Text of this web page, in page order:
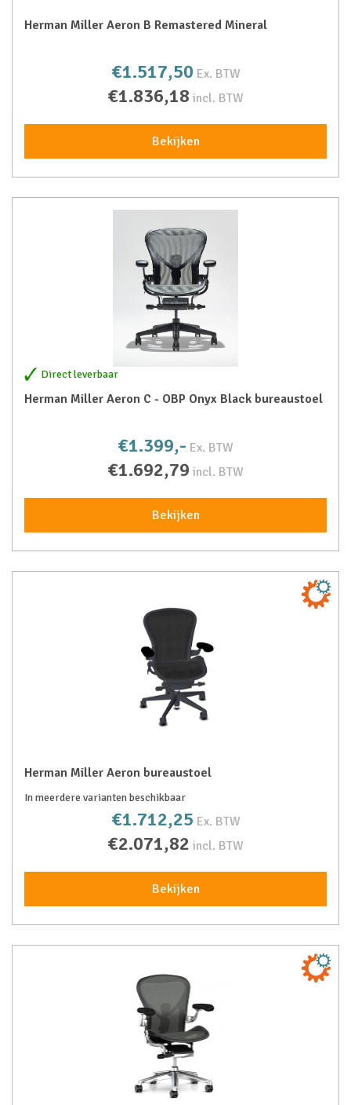
Herman Miller Aeron B Remastered Mineral
€1.517,50 Ex. BTW
€1.836,18 incl. BTW
Bekijken
Direct leverbaar
Herman Miller Aeron C - OBP Onyx Black bureaustoel
€1.399,- Ex. BTW
€1.692,79 incl. BTW
Bekijken
Herman Miller Aeron bureaustoel
In meerdere varianten beschikbaar
€1.712,25 Ex. BTW
€2.071,82 incl. BTW
Bekijken